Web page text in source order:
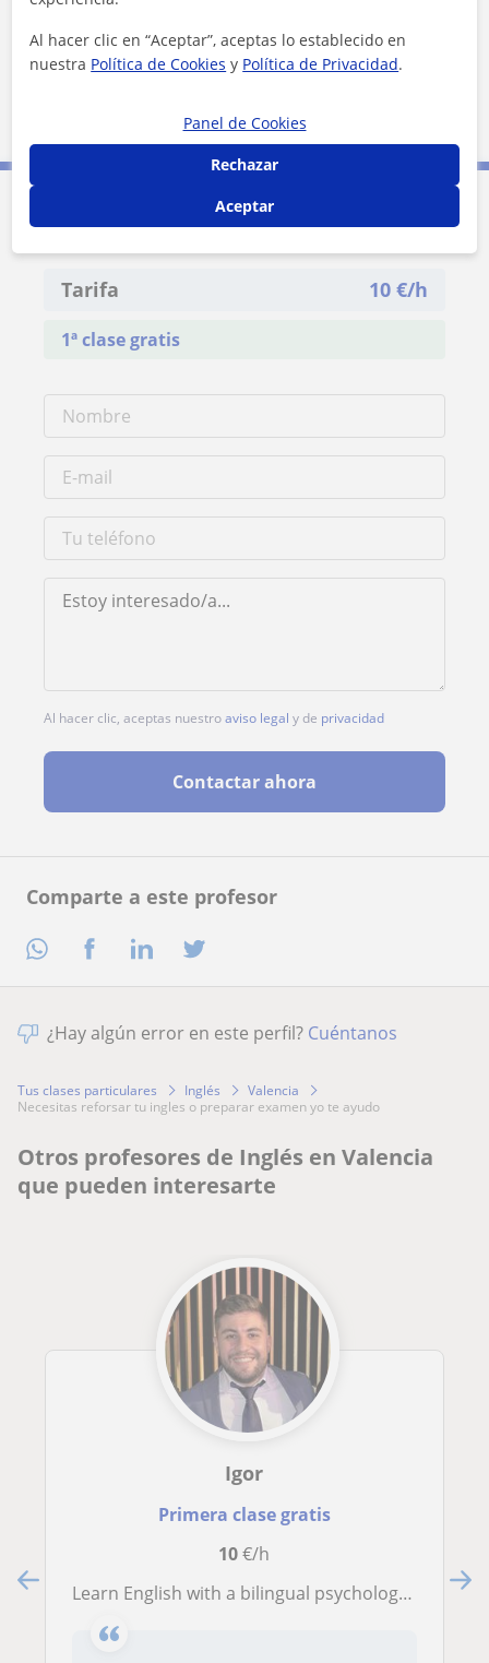
Comparte a este profesor
Leaflet| ©OpenStreetMap
Contacta con Angela Cordero
Tarifa 10 €/h
1ª clase gratis
Al hacer clic, aceptas nuestroaviso legal y de privacidad
Contactar ahora
¿Hay algún error en este perfil? Cuéntanos
Tus clases particulares Inglés
Valencia
necesitas reforsar tu ingles o preparar examen yo te ayudo
Otros profesores de Inglés en Valencia
que pueden interesarte
Igor
Primera clase gratis
10€/h
Learn English with a bilingual psychologist—immersive, 100% English classes for adults and teens
Al hacer clic en “Aceptar”, aceptas lo establecido en
nuestra Política de Cookies y Política de Privacidad.
Panel de Cookies
Rechazar
Aceptar